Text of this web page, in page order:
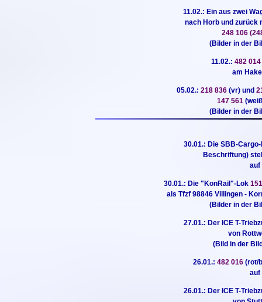
11.02.: Ein aus zwei
nach Horb und zurück
248 106
(Bilder in der
11.02.:482
am
05.02.: 218 836 (vr) und
147 561
(Bilder in der
30.01.: Die SBB-
Beschriftung)
auf
30.01.: Die "KonRail"-Lok
als Tfzf 98846 Villingen -
(Bilder in der
27.01.: Der ICE T-
von
(Bild in der
26.01.:482 016(rot/
auf
26.01.: Der ICE T-